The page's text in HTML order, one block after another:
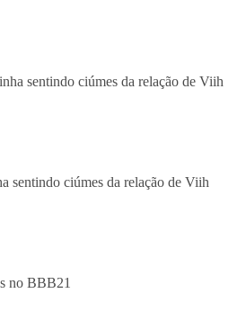
sentindo ciúmes da relação de Viih